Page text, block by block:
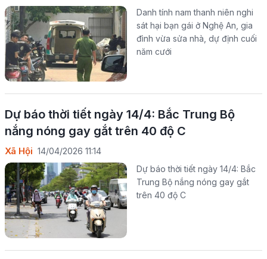
Danh tính nam thanh niên nghi
sát hại bạn gái ở Nghệ An, gia
đình vừa sửa nhà, dự định cuối
năm cưới
Dự báo thời tiết ngày 14/4:​ Bắc Trung Bộ
nắng nóng gay gắt trên 40 độ C
Xã Hội 14/04/2026 11:14
Dự báo thời tiết ngày 14/4:​ Bắc
Trung Bộ nắng nóng gay gắt
trên 40 độ C